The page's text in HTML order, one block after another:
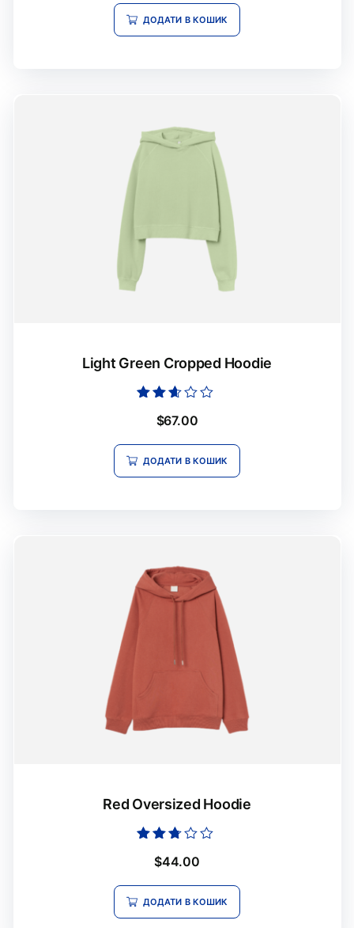
з 5
ДОДАТИ В КОШИК
Light Green Cropped Hoodie
в
з 5
$67.00
ДОДАТИ В КОШИК
Red Oversized Hoodie
в
з 5
$44.00
ДОДАТИ В КОШИК